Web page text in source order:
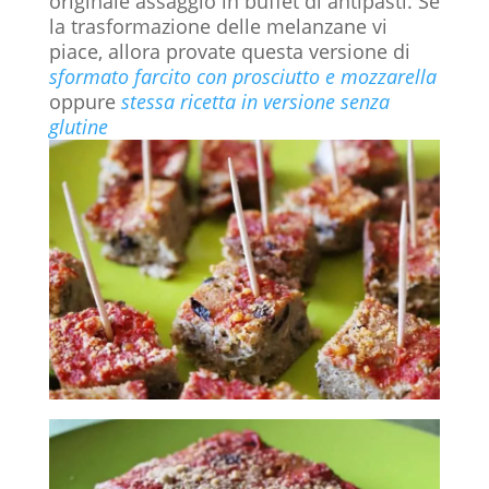
la trasformazione delle melanzane vi
piace, allora provate questa versione di
sformato farcito con prosciutto e mozzarella
oppure stessa ricetta in versione senza
glutine